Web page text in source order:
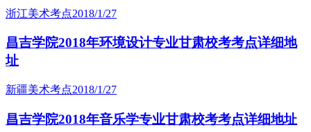
浙江美术考点2018/1/27
昌吉学院2018年环境设计专业甘肃校考考点详细地
址
新疆美术考点2018/1/27
昌吉学院2018年音乐学专业甘肃校考考点详细地址